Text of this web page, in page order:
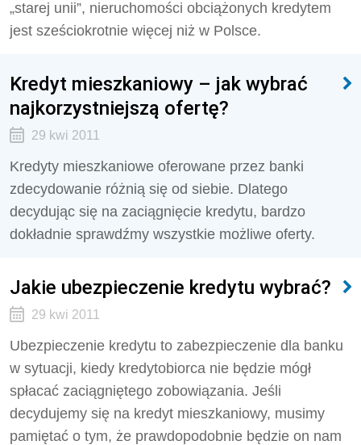
„starej unii”, nieruchomości obciążonych kredytem
jest sześciokrotnie więcej niż w Polsce.
Kredyt mieszkaniowy – jak wybrać
najkorzystniejszą ofertę?
29 kwi 2011
Kredyty mieszkaniowe oferowane przez banki
zdecydowanie różnią się od siebie. Dlatego
decydując się na zaciągnięcie kredytu, bardzo
dokładnie sprawdźmy wszystkie możliwe oferty.
Jakie ubezpieczenie kredytu wybrać?
29 kwi 2011
Ubezpieczenie kredytu to zabezpieczenie dla banku
w sytuacji, kiedy kredytobiorca nie będzie mógł
spłacać zaciągniętego zobowiązania. Jeśli
decydujemy się na kredyt mieszkaniowy, musimy
pamiętać o tym, że prawdopodobnie będzie on nam